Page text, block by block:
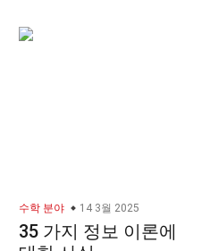
수학 분야 14 3월 2025
35 가지 정보 이론에